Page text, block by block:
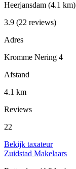
Heerjansdam (4.1 km)
3.9 (22 reviews)
Adres
Kromme Nering 4
Afstand
4.1 km
Reviews
22
Bekijk taxateur
Zuidstad Makelaars